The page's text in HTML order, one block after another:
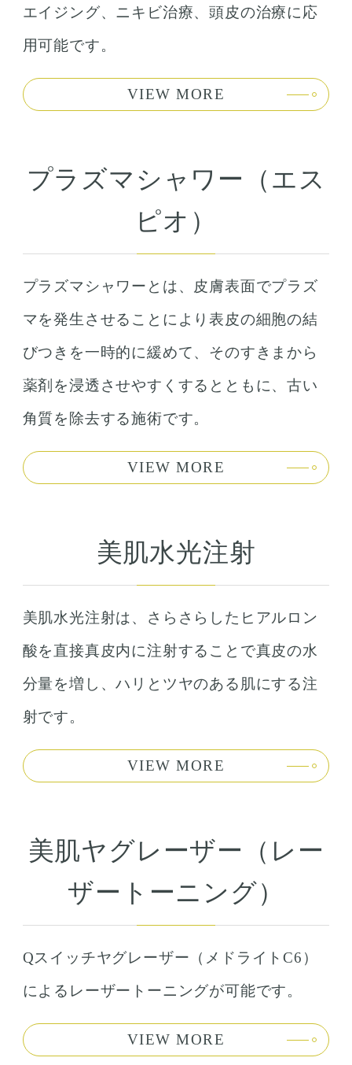
エイジング、ニキビ治療、頭皮の治療に応
用可能です。
VIEW MORE
プラズマシャワー（エス
ピオ）
プラズマシャワーとは、皮膚表面でプラズ
マを発生させることにより表皮の細胞の結
びつきを一時的に緩めて、そのすきまから
薬剤を浸透させやすくするとともに、古い
角質を除去する施術です。
VIEW MORE
美肌水光注射
美肌水光注射は、さらさらしたヒアルロン
酸を直接真皮内に注射することで真皮の水
分量を増し、ハリとツヤのある肌にする注
射です。
VIEW MORE
美肌ヤグレーザー（レー
ザートーニング）
Qスイッチヤグレーザー（メドライトC6）
によるレーザートーニングが可能です。
VIEW MORE